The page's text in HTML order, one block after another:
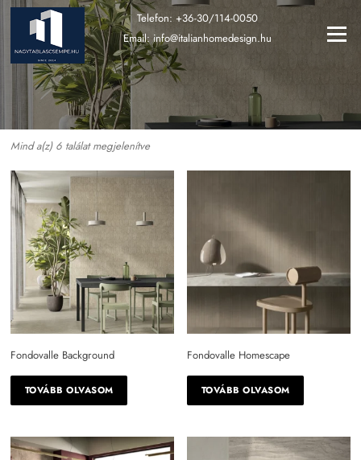
Ugrás
tartalomra
Menü
Telefon: +36-30/114-0050
Email:info@italianhomedesign.hu
Mind a(z) 6 találat megjelenítve
Fondovalle Background
TOVÁBB OLVASOM
Fondovalle Homescape
TOVÁBB OLVASOM